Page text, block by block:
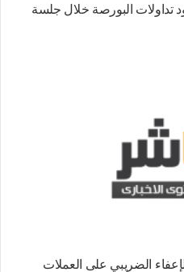
قطاعات تقود تداولات البورصة خلال جلسة
الضريبي على العملات